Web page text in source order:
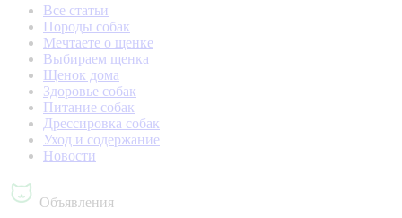
Все статьи
Породы собак
Мечтаете о щенке
Выбираем щенка
Щенок дома
Здоровье собак
Питание собак
Дрессировка собак
Уход и содержание
Новости
Объявления